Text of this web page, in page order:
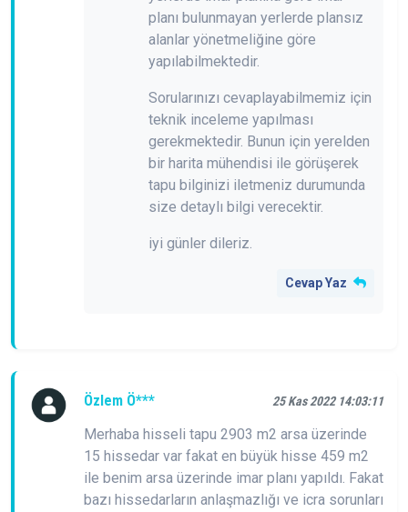
planı bulunmayan yerlerde plansız
alanlar yönetmeliğine göre
yapılabilmektedir.
Sorularınızı cevaplayabilmemiz için
teknik inceleme yapılması
gerekmektedir. Bunun için yerelden
bir harita mühendisi ile görüşerek
tapu bilginizi iletmeniz durumunda
size detaylı bilgi verecektir.
iyi günler dileriz.
Cevap Yaz
Özlem Ö*** 25 Kas 2022 14:03:11
Merhaba hisseli tapu 2903 m2 arsa üzerinde
15 hissedar var fakat en büyük hisse 459 m2
ile benim arsa üzerinde imar planı yapıldı. Fakat
bazı hissedarların anlaşmazlığı ve icra sorunları